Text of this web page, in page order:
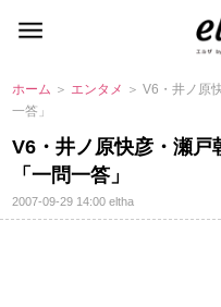
ホーム ＞ エンタメ ＞ V6・井ノ原
一答」
V6・井ノ原快彦・瀬
「一問一答」
2007-09-29 14:00eltha